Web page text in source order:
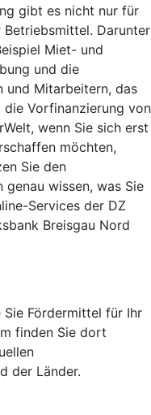
gibt es nicht nur für
Darunter
Miet- und
und die
und Mitarbeitern, das
die Vorfinanzierung von
wenn Sie sich erst
möchten,
Sie den
genau wissen, was Sie
Services der DZ
Breisgau Nord
Sie Fördermittel für Ihr
finden Sie dort
der Länder.